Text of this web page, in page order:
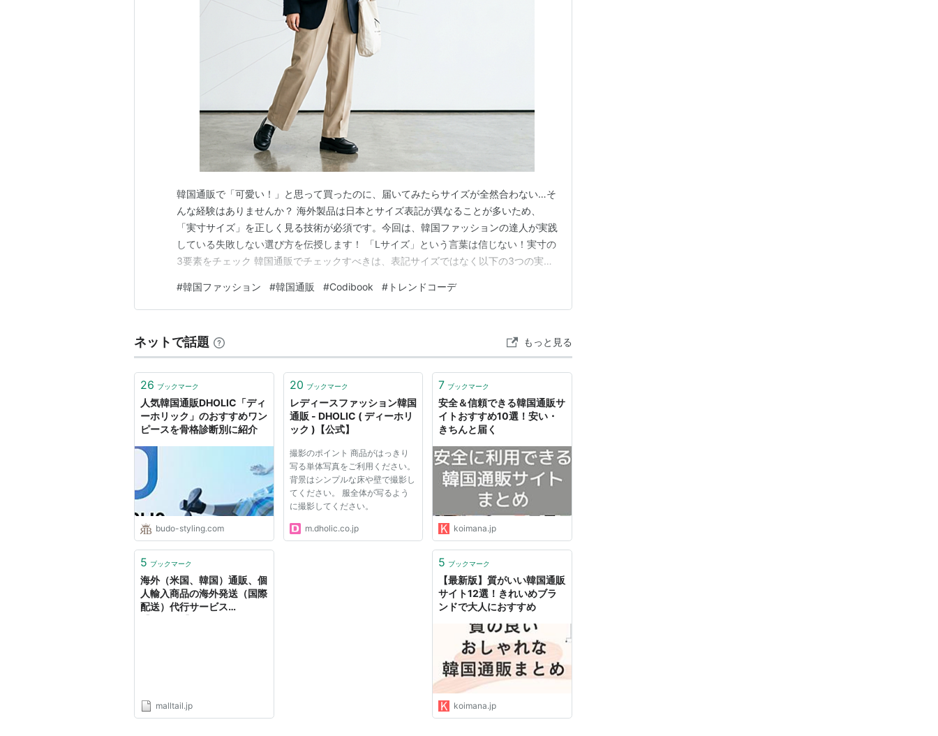
韓国通販で「可愛い！」と思って買ったのに、届いてみたらサイズが全然合わない…そ
んな経験はありませんか？ 海外製品は日本とサイズ表記が異なることが多いため、
「実寸サイズ」を正しく見る技術が必須です。今回は、韓国ファッションの達人が実践
している失敗しない選び方を伝授します！ 「Lサイズ」という言葉は信じない！実寸の
3要素をチェック 韓国通販でチェックすべきは、表記サイズではなく以下の3つの実寸
+5cm〜が目安です。 身幅（バスト）： ここがキツイと服の形が崩れます。ゆとりを
持って選びましょう。 着丈： 自分の持っているお気…
#韓国ファッション #韓国通販 #Codibook # トレンドコーデ
ネットで話題 もっと見る
26 ブックマーク
人気韓国通販DHOLIC「ディ
ーホリック」のおすすめワン
ピースを骨格診断別に紹介
budo-styling.com
20 ブックマーク
レディースファッション韓国
通販 - DHOLIC ( ディーホリ
ック )【公式】
撮影のポイント 商品がはっきり
写る単体写真をご利用ください。
背景はシンプルな床や壁で撮影し
てください。 服全体が写るよう
に撮影してください。
m.dholic.co.jp
7 ブックマーク
安全＆信頼できる韓国通販サ
イトおすすめ10選！安い・
きちんと届く
koimana.jp
5 ブックマーク
海外（米国、韓国）通販、個
人輸入商品の海外発送（国際
配送）代行サービス
malltail.jp
5 ブックマーク
【最新版】質がいい韓国通販
サイト12選！きれいめブラ
ンドで大人におすすめ
koimana.jp